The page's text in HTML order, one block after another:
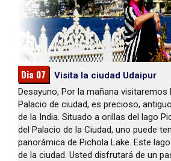
Dia 07
Visita la ciudad Udaipur
Desayuno, Por la mañana visitaremos
Palacio de ciudad, es precioso,
de la India. Situado a orillas del lago
del Palacio de la Ciudad, uno puede
panorámica de Pichola Lake. Este
de la ciudad. Usted disfrutará de un